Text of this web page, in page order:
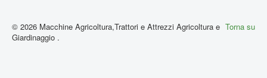
Torna su
© 2026 Macchine Agricoltura,Trattori e Attrezzi Agricoltura e
Giardinaggio .